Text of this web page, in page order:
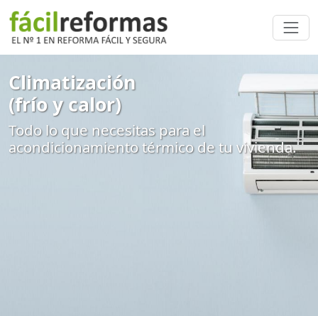
Climatización
(frío y calor)
Todo lo que necesitas para el
acondicionamiento térmico de tu vivienda.